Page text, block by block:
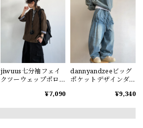
jiwuus七分袖フェイ
クツーウェップポロ
¥7,090
dannyandzeeビッグ
ポケットデザインダ
¥9,340